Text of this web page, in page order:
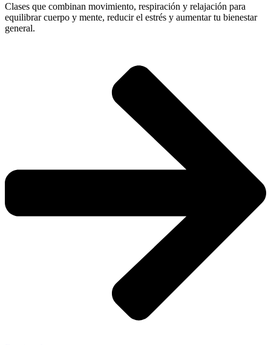
Clases que combinan movimiento, respiración y relajación para
equilibrar cuerpo y mente, reducir el estrés y aumentar tu bienestar
general.